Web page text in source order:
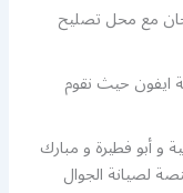
مع محل تصليح
حيث نقوم
و أبو فطيرة و مبارك
لصيانة الجوال